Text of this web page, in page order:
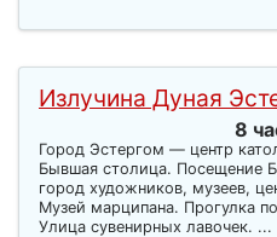
Излучина Дуная
8
Город Эстергом — центр
Бывшая столица. Посещение
город художников, музеев,
Музей марципана. Прогулка
Улица сувенирных лавочек. ...